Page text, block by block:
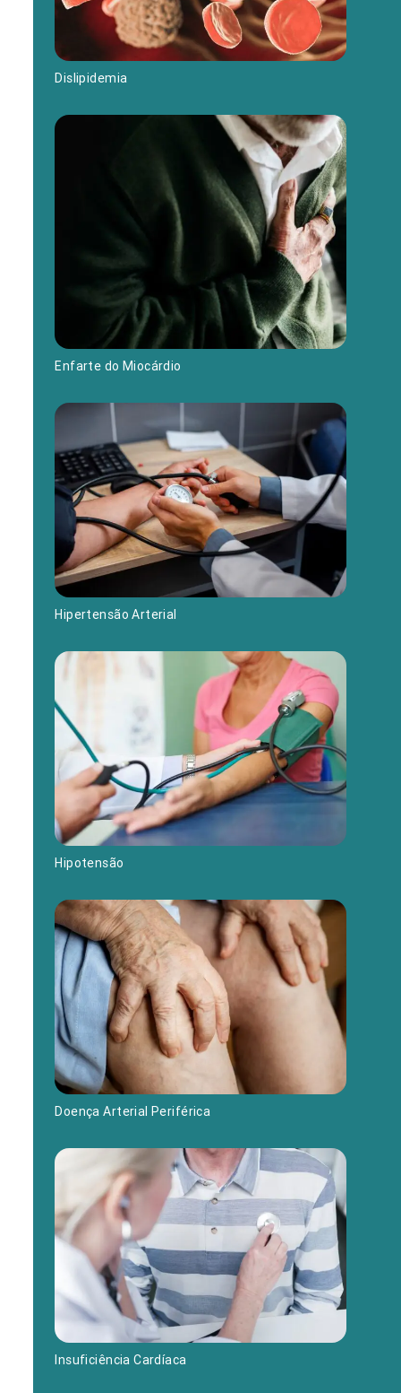
Dislipidemia
Enfarte do Miocárdio
Hipertensão Arterial
Hipotensão
Doença Arterial Periférica
Insuficiência Cardíaca